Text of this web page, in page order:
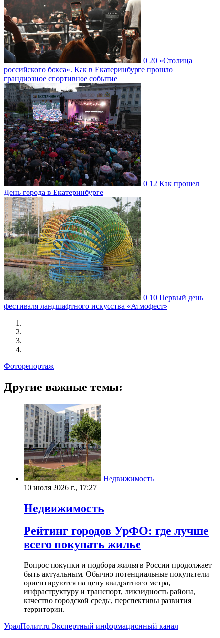
0 20 «Столица
российского бокса». Как в Екатеринбурге прошло
грандиозное спортивное событие
0 12 Как прошел
День города в Екатеринбурге
0 10 Первый день
фестиваля ландшафтного искусства «Атмофест»
Фоторепортаж
Другие важные темы:
Недвижимость
10 июля 2026 г., 17:27
Недвижимость
Рейтинг городов УрФО: где лучше
всего покупать жилье
Вопрос покупки и подбора жилья в России продолжает
быть актуальным. Обычно потенциальные покупатели
ориентируются на цену квадратного метра,
инфраструктуру и транспорт, ликвидность района,
качество городской среды, перспективы развития
территории.
УралПолит.ru Экспертный информационный канал